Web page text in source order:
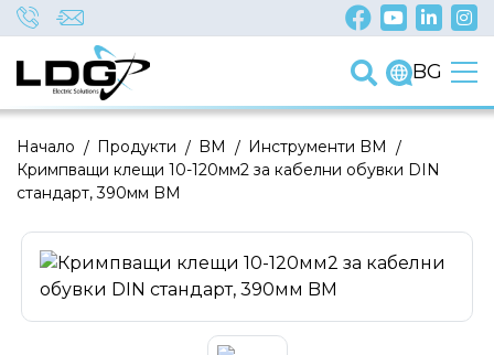
BG
/
Начало /
Продукти /
BM /
Инструменти BM
Кримпващи клещи 10-120мм2 за кабелни обувки DIN
стандарт, 390мм BM